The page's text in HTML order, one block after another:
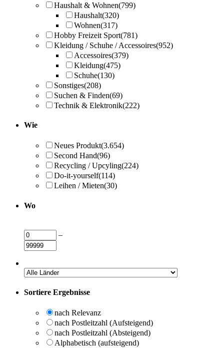
Haushalt & Wohnen(799)
Haushalt(320)
Wohnen(317)
Hobby Freizeit Sport(781)
Kleidung / Schuhe / Accessoires(952)
Accessoires(379)
Kleidung(475)
Schuhe(130)
Sonstiges(208)
Suchen & Finden(69)
Technik & Elektronik(222)
Wie
Neues Produkt(3.654)
Second Hand(96)
Recycling / Upcyling(224)
Do-it-yourself(114)
Leihen / Mieten(30)
Wo
–
Sortiere Ergebnisse
nach Relevanz
nach Postleitzahl (Aufsteigend)
nach Postleitzahl (Absteigend)
Alphabetisch (aufsteigend)